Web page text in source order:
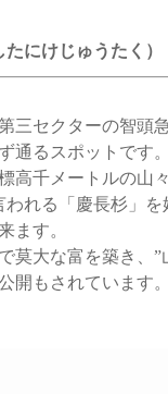
たにけじゅうたく）
三セクターの智頭
通るスポットです
高千メートルの山
われる「慶長杉」
ます。
莫大な富を築き、
開もされています